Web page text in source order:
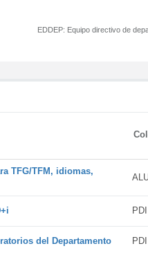
EDDEP: Equipo directivo de
TFG/TFM, idiomas,
PDI
del Departamento PDI